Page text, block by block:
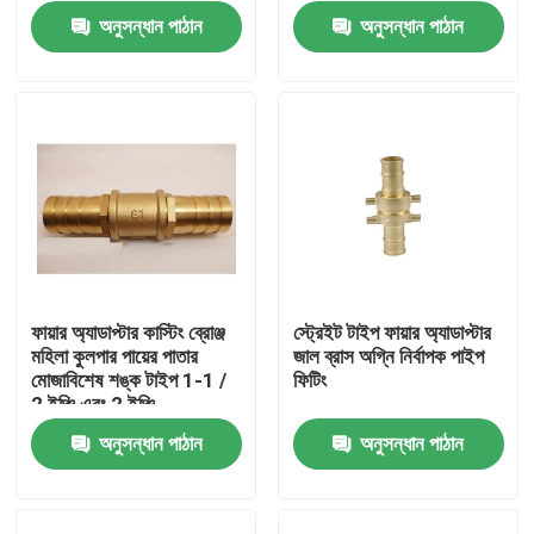
পণ্য
কারখানা ভ্রমণ
মান নিয়ন্ত্রণ
অনুসন্ধান পাঠান
অনুসন্ধান পাঠান
ফায়ার অ্যাডাপ্টার কাস্টিং ব্রোঞ্জ
মহিলা কুলপার পায়ের পাতার
মোজাবিশেষ শঙ্ক টাইপ 1-1 /
2 ইঞ্চি এবং 2 ইঞ্চি
অনুসন্ধান পাঠান
স্ট্রেইট টাইপ ফায়ার অ্যাডাপ্টার
জাল ব্রাস অগ্নি নির্বাপক পাইপ
ফিটিং
অনুসন্ধান পাঠান